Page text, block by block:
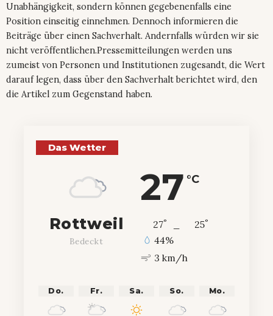
Unabhängigkeit, sondern können gegebenenfalls eine
Position einseitig einnehmen. Dennoch informieren die
Beiträge über einen Sachverhalt. Andernfalls würden wir sie
nicht veröffentlichen.Pressemitteilungen werden uns
zumeist von Personen und Institutionen zugesandt, die Wert
darauf legen, dass über den Sachverhalt berichtet wird, den
die Artikel zum Gegenstand haben.
Das Wetter
27 °C
Rottweil
Bedeckt
27° 25°
44%
3 km/h
Do. Fr. Sa. So. Mo.